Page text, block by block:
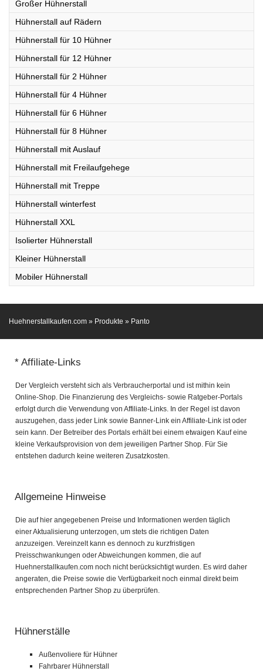
Großer Hühnerstall
Hühnerstall auf Rädern
Hühnerstall für 10 Hühner
Hühnerstall für 12 Hühner
Hühnerstall für 2 Hühner
Hühnerstall für 4 Hühner
Hühnerstall für 6 Hühner
Hühnerstall für 8 Hühner
Hühnerstall mit Auslauf
Hühnerstall mit Freilaufgehege
Hühnerstall mit Treppe
Hühnerstall winterfest
Hühnerstall XXL
Isolierter Hühnerstall
Kleiner Hühnerstall
Mobiler Hühnerstall
Huehnerstallkaufen.com » Produkte » Panto
* Affiliate-Links
Der Vergleich versteht sich als Verbraucherportal und ist mithin kein
Online-Shop. Die Finanzierung des Vergleichs- sowie Ratgeber-Portals
erfolgt durch die Verwendung von Affiliate-Links. In der Regel ist davon
auszugehen, dass jeder Link sowie Banner-Link ein Affiliate-Link ist oder
sein kann. Der Betreiber des Portals erhält bei einem etwaigen Kauf eine
kleine Verkaufsprovision von dem jeweiligen Partner Shop. Für Sie
entstehen dadurch keine weiteren Zusatzkosten.
Allgemeine Hinweise
Die auf hier angegebenen Preise und Informationen werden täglich
einer Aktualisierung unterzogen, um stets die richtigen Daten
anzuzeigen. Vereinzelt kann es dennoch zu kurzfristigen
Preisschwankungen oder Abweichungen kommen, die auf
Huehnerstallkaufen.com noch nicht berücksichtigt wurden. Es wird daher
angeraten, die Preise sowie die Verfügbarkeit noch einmal direkt beim
entsprechenden Partner Shop zu überprüfen.
Hühnerställe
Außenvoliere für Hühner
Fahrbarer Hühnerstall